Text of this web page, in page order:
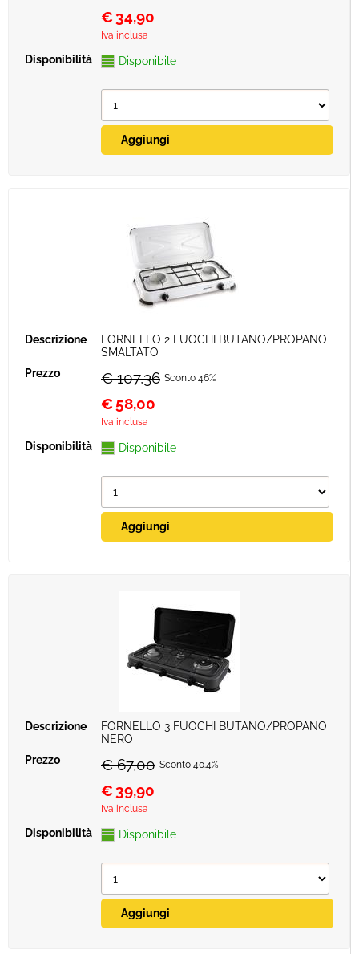
€ 34,90
Iva inclusa
Disponibile
FORNELLO 2 FUOCHI BUTANO/PROPANO
SMALTATO
€ 107,36 Sconto 46%
€ 58,00
Iva inclusa
Disponibile
FORNELLO 3 FUOCHI BUTANO/PROPANO
NERO
€ 67,00 Sconto 40.4%
€ 39,90
Iva inclusa
Disponibile